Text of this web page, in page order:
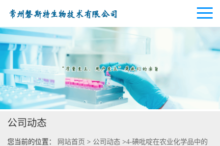
公司首页
公司介绍
公司动态
公司动态
您当前的位置： 网站首页 > 公司动态 >4-碘吡啶在农业化学品中的